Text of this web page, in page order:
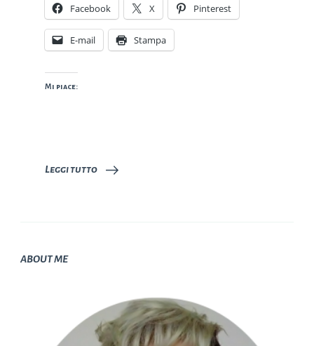
Facebook X Pinterest
E-mail Stampa
Mi piace:
Leggi tutto
ABOUT ME